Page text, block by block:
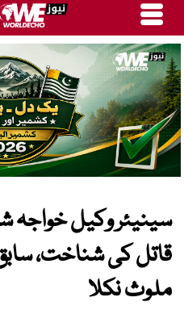
سینیئر وکیل
قاتل کی شناخت، سابق
ملوث نکلا